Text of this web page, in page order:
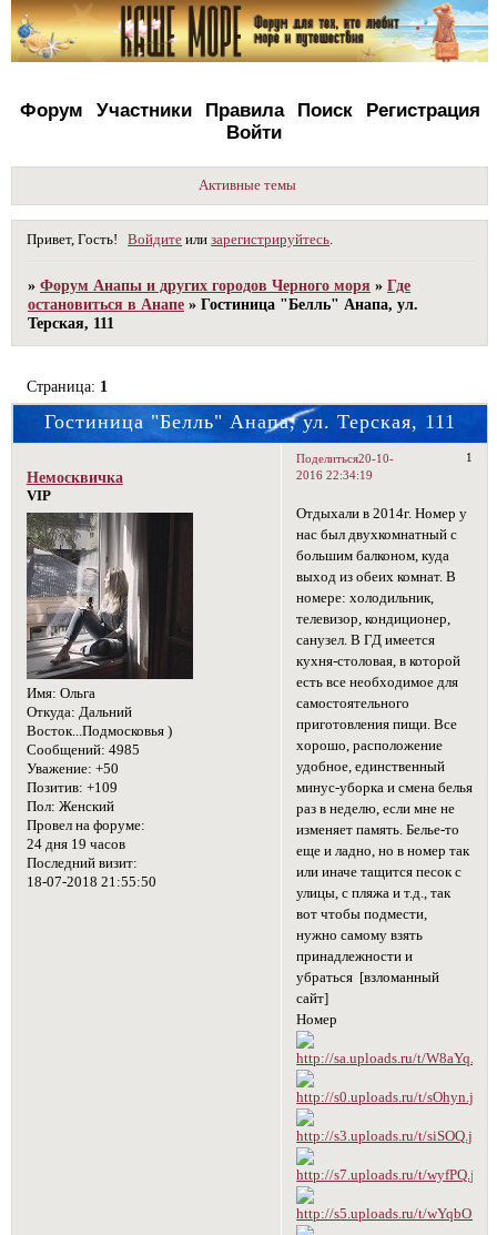
Форум Участники Правила Поиск
Регистрация
Войти
Активные темы
Привет, Гость! Войдите илизарегистрируйтесь
»Форум Анапы и других городов Черного моря »Где
остановиться в Анапе »Гостиница "Белль" Анапа, ул.
Терская, 111
Гостиница "Белль" Анапа, ул. Терская, 111
Страница: 1
Поделиться 1
20-10-
2016 22:34:19
Немосквичка
VIP
Имя: Ольга
Откуда: Дальний
Восток...Подмосковья )
Сообщений: 4985
Уважение: +50
Позитив: +109
Пол: Женский
Провел на форуме:
24 дня 19 часов
Последний визит:
18-07-2018 21:55:50
Отдыхали в 2014г. Номер у
нас был двухкомнатный с
большим балконом, куда
выход из обеих комнат. В
номере: холодильник,
телевизор, кондиционер,
санузел. В ГД имеется
кухня-столовая, в которой
есть все необходимое для
самостоятельного
приготовления пищи. Все
хорошо, расположение
удобное, единственный
минус-уборка и смена белья
раз в неделю, если мне не
изменяет память. Белье-то
еще и ладно, но в номер так
или иначе тащится песок с
улицы, с пляжа и т.д., так
вот чтобы подмести,
нужно самому взять
принадлежности и
убраться [взломанный
сайт]
Номер